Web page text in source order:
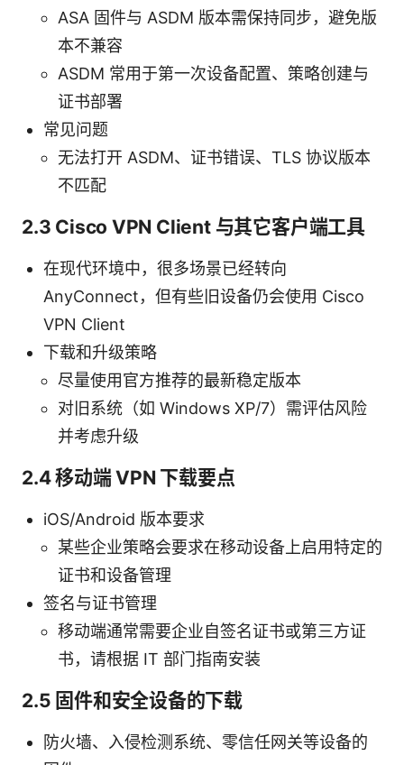
ASA 固件与 ASDM 版本需保持同步，避免版
本不兼容
ASDM 常用于第一次设备配置、策略创建与
证书部署
常见问题
无法打开 ASDM、证书错误、TLS 协议版本
不匹配
2.3 Cisco VPN Client 与其它客户端工具
在现代环境中，很多场景已经转向
AnyConnect，但有些旧设备仍会使用 Cisco
VPN Client
下载和升级策略
尽量使用官方推荐的最新稳定版本
对旧系统（如 Windows XP/7）需评估风险
并考虑升级
2.4 移动端 VPN 下载要点
iOS/Android 版本要求
某些企业策略会要求在移动设备上启用特定的
证书和设备管理
签名与证书管理
移动端通常需要企业自签名证书或第三方证
书，请根据 IT 部门指南安装
2.5 固件和安全设备的下载
防火墙、入侵检测系统、零信任网关等设备的